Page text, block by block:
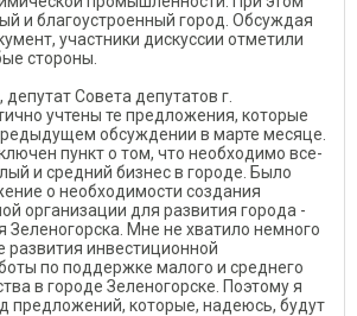
и благоустроенный город. Обсуждая
участники дискуссии отметили
стороны.
Совета депутатов г.
учтены те предложения, которые
обсуждении в марте месяце.
пункт о том, что необходимо все-
и средний бизнес в городе. Было
о необходимости создания
организации для развития города -
Зеленогорска. Мне не хватило немного
развития инвестиционной
по поддержке малого и среднего
в городе Зеленогорске. Поэтому я
предложений, которые, надеюсь, будут